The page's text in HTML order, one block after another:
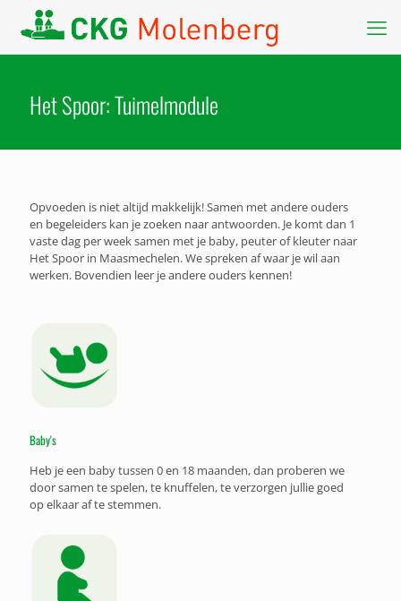
Het Spoor: Tuimelmodule
Opvoeden is niet altijd makkelijk! Samen met andere ouders
en begeleiders kan je zoeken naar antwoorden. Je komt dan 1
vaste dag per week samen met je baby, peuter of kleuter naar
Het Spoor in Maasmechelen. We spreken af waar je wil aan
werken. Bovendien leer je andere ouders kennen!
Baby's
Heb je een baby tussen 0 en 18 maanden, dan proberen we
door samen te spelen, te knuffelen, te verzorgen jullie goed
op elkaar af te stemmen.